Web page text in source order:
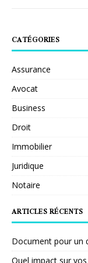
CATÉGORIES
Assurance
Avocat
Business
Droit
Immobilier
Juridique
Notaire
ARTICLES RÉCENTS
Document pour un
Quel impact sur